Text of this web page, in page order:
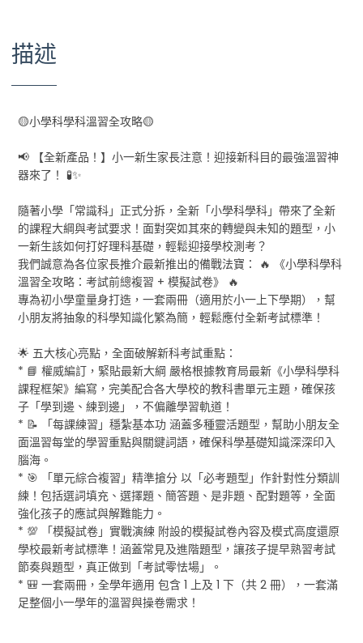
描述
🟡小學科學科溫習全攻略🟡
📢 【全新產品！】小一新生家長注意！迎接新科目的最強溫習神
器來了！ 🧪✨
隨著小學「常識科」正式分拆，全新「小學科學科」帶來了全新
的課程大綱與考試要求！面對突如其來的轉變與未知的題型，小
一新生該如何打好理科基礎，輕鬆迎接學校測考？
我們誠意為各位家長推介最新推出的備戰法寶： 🔥 《小學科學科
溫習全攻略：考試前總複習 + 模擬試卷》 🔥
專為初小學童量身打造，一套兩冊（適用於小一上下學期），幫
小朋友將抽象的科學知識化繁為簡，輕鬆應付全新考試標準！
🌟 五大核心亮點，全面破解新科考試重點：
* 📘 權威編訂，緊貼最新大綱 嚴格根據教育局最新《小學科學科
課程框架》編寫，完美配合各大學校的教科書單元主題，確保孩
子「學到邊、練到邊」，不偏離學習軌道！
* 📝 「每課練習」穩紮基本功 涵蓋多種靈活題型，幫助小朋友全
面溫習每堂的學習重點與關鍵詞語，確保科學基礎知識深深印入
腦海。
* 🎯 「單元綜合複習」精準搶分 以「必考題型」作針對性分類訓
練！包括選詞填充、選擇題、簡答題、是非題、配對題等，全面
強化孩子的應試與解難能力。
* 💯 「模擬試卷」實戰演練 附設的模擬試卷內容及模式高度還原
學校最新考試標準！涵蓋常見及進階題型，讓孩子提早熟習考試
節奏與題型，真正做到「考試零怯場」。
* 🎒 一套兩冊，全學年適用 包含 1 上及 1 下（共 2 冊），一套滿
足整個小一學年的溫習與操卷需求！